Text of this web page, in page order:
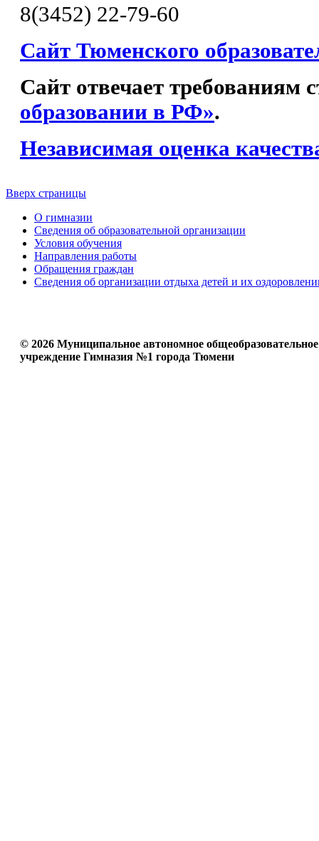
8(3452) 22-79-60
Сайт Тюменского
Сайт отвечает требованиям
образовании в РФ».
Независимая оценка
Вверх страницы
О гимназии
Сведения об образовательной организации
Условия обучения
Направления работы
Обращения граждан
Сведения об организации отдыха детей и их
© 2026 Муниципальное автономное общеобразовательное
учреждение Гимназия №1 города Тюмени